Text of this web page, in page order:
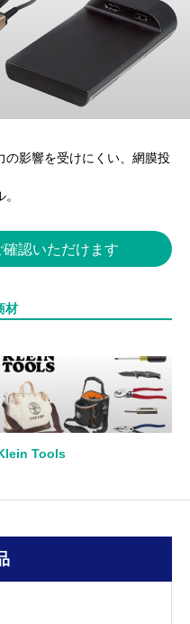
の影響を受けにくい、網膜投
認いただけます
材
Tools